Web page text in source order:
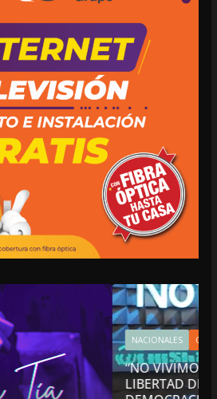
OPINIÓN
BUENOS TIEMPOS PARA LA
DE EXPRESIÓN NI PARA LA